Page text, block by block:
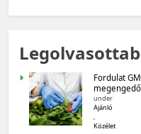
Magyarország
gazdasági várakozások
Fordulat
under
Ajánló
,
Közélet